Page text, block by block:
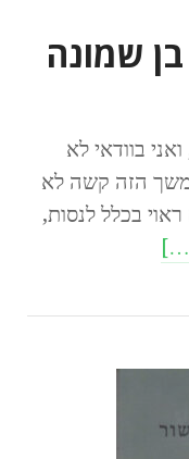
שמונה
בוודאי לא
הזה קשה לא
בכלל לנסות,